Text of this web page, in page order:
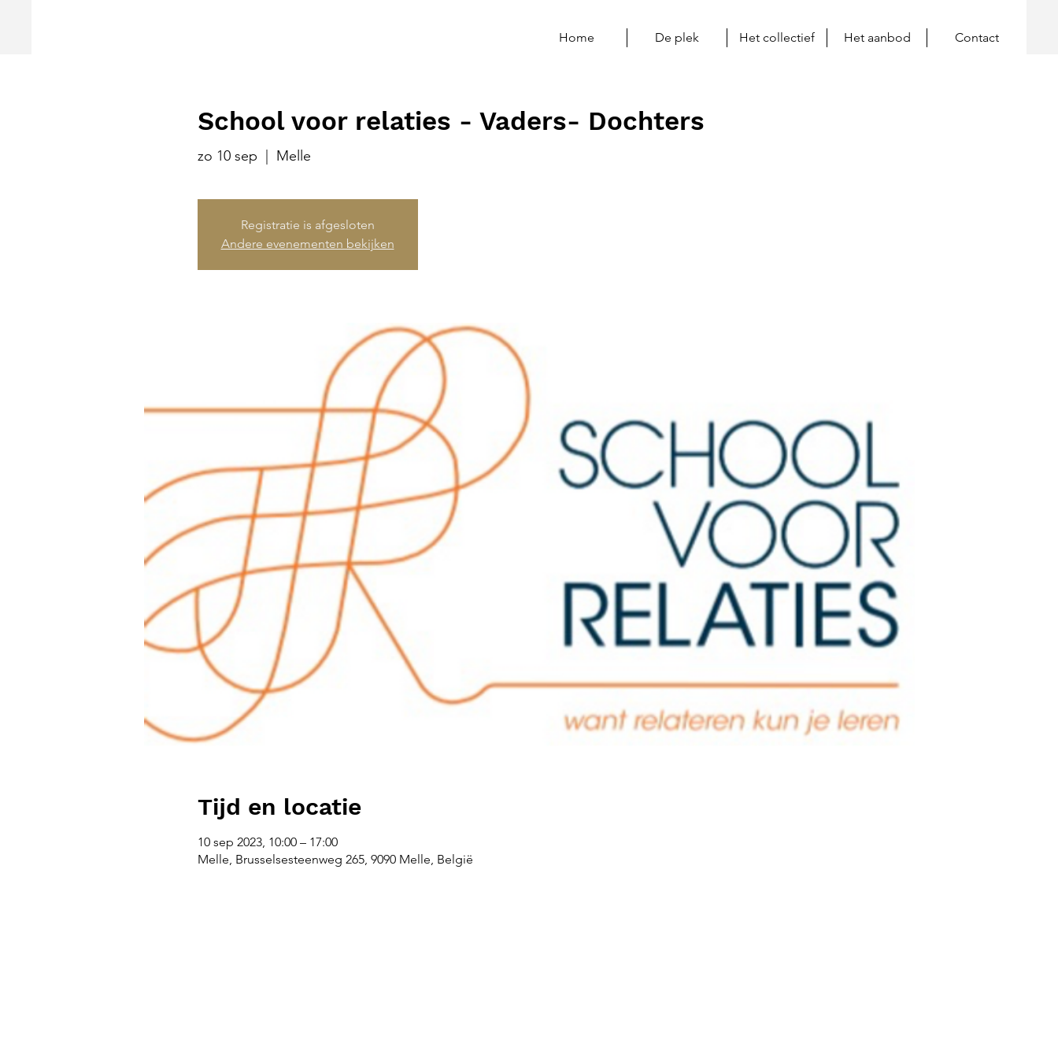
Home De plek Het collectief Het aanbod Contact
School voor relaties - Vaders- Dochters
zo 10 sep Melle
Registratie is afgesloten
Andere evenementen bekijken
Tijd en locatie
10 sep 2023, 10:00 – 17:00
Melle, Brusselsesteenweg 265, 9090 Melle, België